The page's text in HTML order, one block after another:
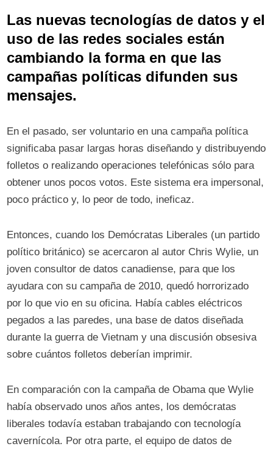
Las nuevas tecnologías de datos y el
uso de las redes sociales están
cambiando la forma en que las
campañas políticas difunden sus
mensajes.
En el pasado, ser voluntario en una campaña política
significaba pasar largas horas diseñando y distribuyendo
folletos o realizando operaciones telefónicas sólo para
obtener unos pocos votos. Este sistema era impersonal,
poco práctico y, lo peor de todo, ineficaz.
Entonces, cuando los Demócratas Liberales (un partido
político británico) se acercaron al autor Chris Wylie, un
joven consultor de datos canadiense, para que los
ayudara con su campaña de 2010, quedó horrorizado
por lo que vio en su oficina. Había cables eléctricos
pegados a las paredes, una base de datos diseñada
durante la guerra de Vietnam y una discusión obsesiva
sobre cuántos folletos deberían imprimir.
En comparación con la campaña de Obama que Wylie
había observado unos años antes, los demócratas
liberales todavía estaban trabajando con tecnología
cavernícola. Por otra parte, el equipo de datos de